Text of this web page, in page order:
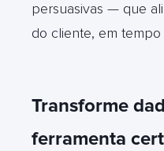
persuasivas — que
do cliente, em tempo
Transforme
ferramenta